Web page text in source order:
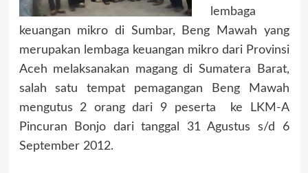
lembaga
keuangan mikro di Sumbar, Beng Mawah yang
merupakan lembaga keuangan mikro dari Provinsi
Aceh melaksanakan magang di Sumatera Barat,
salah satu tempat pemagangan Beng Mawah
mengutus 2 orang dari 9 peserta ke LKM-A
Pincuran Bonjo dari tanggal 31 Agustus s/d 6
September 2012.